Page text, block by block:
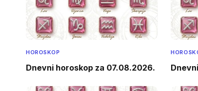
HOROSKOP
Dnevni horoskop za 07.08.2026.